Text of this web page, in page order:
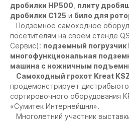
дробилки НР500 плиту
дробилки С125 и било для
Подземное самоходное
посетителям на своем стенде
Сервис): подземный погрузчик
многофункциональная
машина с ножничным
Самоходный грохот Kreat
продемонстрирует
сортировочного оборудования
«Сумитек Интернейшнл».
Многолетний участник